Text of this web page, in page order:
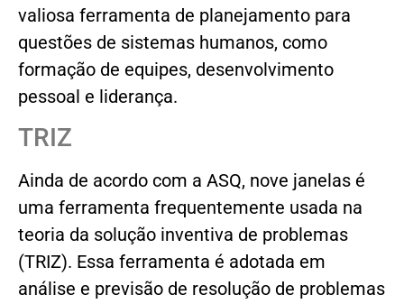
valiosa ferramenta de planejamento para
questões de sistemas humanos, como
formação de equipes, desenvolvimento
pessoal e liderança.
TRIZ
Ainda de acordo com a ASQ, nove janelas é
uma ferramenta frequentemente usada na
teoria da solução inventiva de problemas
(TRIZ). Essa ferramenta é adotada em
análise e previsão de resolução de problemas